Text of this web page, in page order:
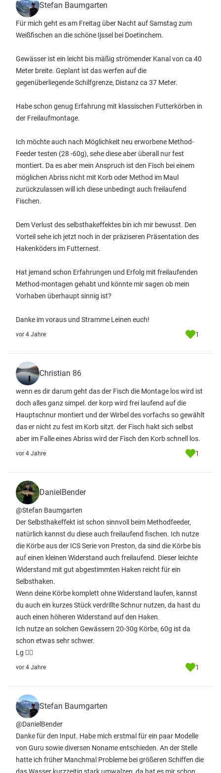
Stefan Baumgarten
Für mich geht es am Freitag über Nacht auf Samstag zum
Weißfischen an die schöne Ijssel bei Doetinchem.
Gewässer ist ein leicht bis mäßig strömender Kanal von ca 40
Meter breite. Geplant ist das werfen auf die
gegenüberliegende Schilfgrenze, Distanz ca 37 Meter.
Habe schon genug Erfahrung mit klassischen Futterkörben in
der Freilaufmontage.
Ich möchte auch nach Möglichkeit neu erworbene Method-
Feeder testen (28 -60g), sehe diese aber überall nur fest
montiert. Da es aber mein Anspruch ist den Fisch bei einem
möglichen Abriss nicht mit Korb oder Method im Maul
zurückzulassen will ich diese unbedingt auch freilaufend
Fischen.
Dem Verlust des selbsthakeffektes bin ich mir bewusst. Den
Vorteil sehe ich jetzt noch in der präziseren Präsentation des
Hakenköders im Futternest.
Hat jemand schon Erfahrungen und Erfolg mit freilaufenden
Method-montagen gehabt und könnte mir sagen ob mein
Vorhaben überhaupt sinnig ist?
Danke im voraus und Stramme Leinen euch!
vor 4 Jahre 1
Christian 86
wenn es dir darum geht das der Fisch die Montage los wird ist
doch alles ganz simpel. der korp wird frei laufend auf die
Hauptschnur montiert und der Wirbel des vorfachs so gewählt
das er nicht zu fest im Korb sitzt. der Fisch hakt sich selbst
aber im Falle eines Abriss wird der Fisch den Korb schnell los.
vor 4 Jahre 1
DanielBender
@Stefan Baumgarten
Der Selbsthakeffekt ist schon sinnvoll beim Methodfeeder,
natürlich kannst du diese auch freilaufend fischen. Ich nutze
die Körbe aus der ICS Serie von Preston, da sind die Körbe bis
auf einen kleinen Widerstand auch freilaufend. Dieser leichte
Widerstand mit gut abgestimmten Haken reicht für ein
Selbsthaken.
Wenn deine Körbe komplett ohne Widerstand laufen, kannst
du auch ein kurzes Stück verdrillte Schnur nutzen, da hast du
auch einen höheren Widerstand auf den Haken.
Ich nutze an solchen Gewässern 20-30g Körbe, 60g ist da
schon etwas sehr schwer.
Lg ✌🏻
vor 4 Jahre 1
Stefan Baumgarten
@DanielBender
Danke für den Input. Habe mich erstmal für ein paar Modelle
von Guru sowie diversen Noname entschieden. An der Stelle
hatte ich früher Manchmal Probleme bei größeren Schiffen die